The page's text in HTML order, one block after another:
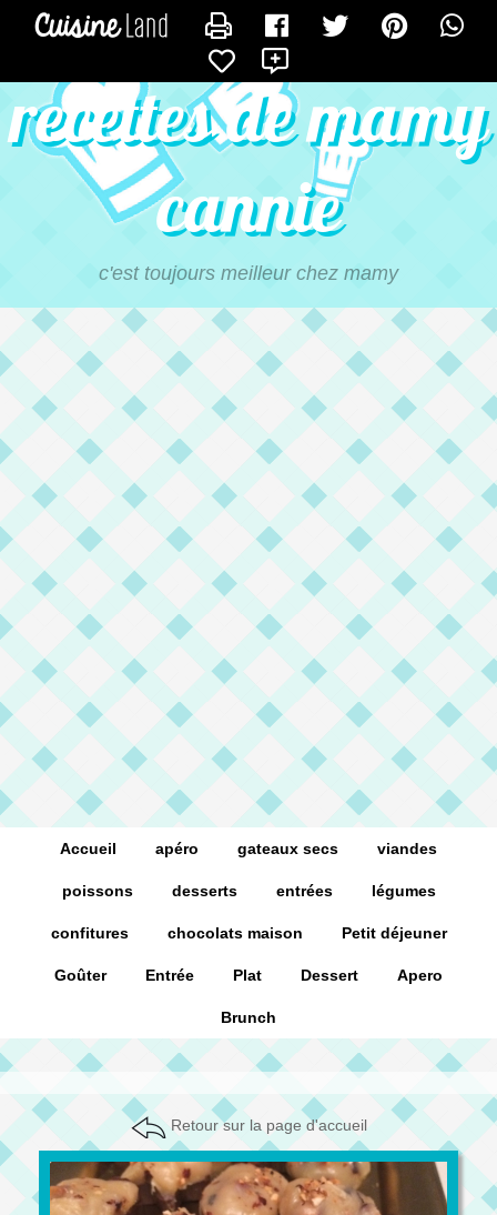
recettes de mamy
cannie
c'est toujours meilleur chez mamy
Accueil apéro gateaux secs viandes
poissons desserts entrées légumes
confitures chocolats maison Petit déjeuner
Goûter Entrée Plat Dessert Apero
Brunch
Retour sur la page d'accueil
CONTACTER MAMYCANNIE